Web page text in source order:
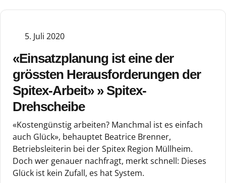
5. Juli 2020
«Einsatzplanung ist eine der
grössten Herausforderungen der
Spitex-Arbeit» » Spitex-
Drehscheibe
«Kostengünstig arbeiten? Manchmal ist es einfach
auch Glück», behauptet Beatrice Brenner,
Betriebsleiterin bei der Spitex Region Müllheim.
Doch wer genauer nachfragt, merkt schnell: Dieses
Glück ist kein Zufall, es hat System.